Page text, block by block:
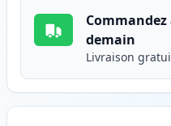
demain
Livraison